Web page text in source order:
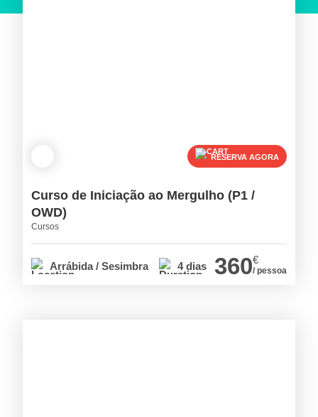
RESERVA AGORA
Curso de Iniciação ao Mergulho (P1 /
OWD)
Cursos
Arrábida / Sesimbra 4 dias 360€
/ pessoa